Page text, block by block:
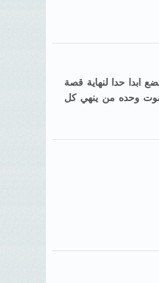
ابدا حدا لنهاية قصة
وحده من ينهي كل